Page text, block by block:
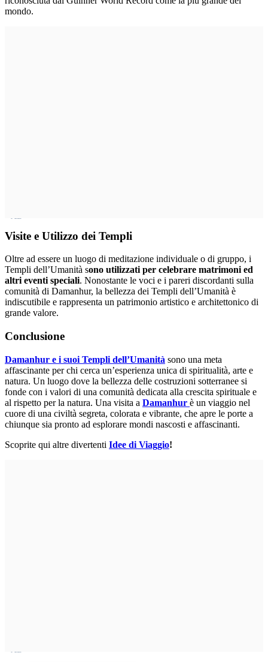
mondo.
Visite e Utilizzo dei Templi
Oltre ad essere un luogo di meditazione individuale o di gruppo, i
Templi dell’Umanità sono utilizzati per celebrare matrimoni ed
altri eventi speciali. Nonostante le voci e i pareri discordanti sulla
comunità di Damanhur, la bellezza dei Templi dell’Umanità è
indiscutibile e rappresenta un patrimonio artistico e architettonico di
grande valore.
Conclusione
Damanhur e i suoi Templi dell’Umanità sono una meta
affascinante per chi cerca un’esperienza unica di spiritualità, arte e
natura. Un luogo dove la bellezza delle costruzioni sotterranee si
fonde con i valori di una comunità dedicata alla crescita spirituale e
al rispetto per la natura. Una visita a Damanhur è un viaggio nel
cuore di una civiltà segreta, colorata e vibrante, che apre le porte a
chiunque sia pronto ad esplorare mondi nascosti e affascinanti.
Scoprite qui altre divertenti Idee di Viaggio!